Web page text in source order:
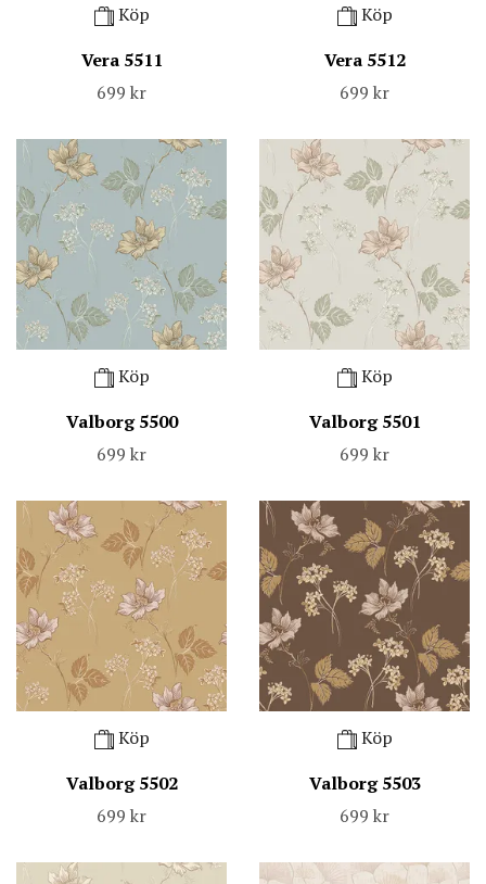
Köp
Vera 5511
699 kr
Köp
Vera 5512
699 kr
Köp
Valborg 5500
699 kr
Köp
Valborg 5501
699 kr
Köp
Valborg 5502
699 kr
Köp
Valborg 5503
699 kr